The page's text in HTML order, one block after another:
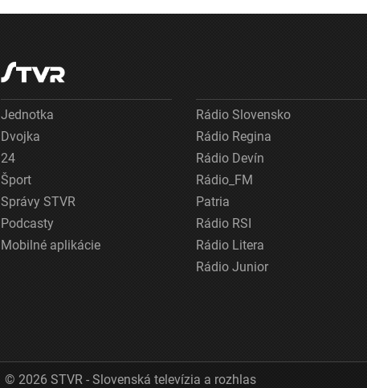
Jednotka
Dvojka
24
Šport
Správy STVR
Podcasty
Mobilné aplikácie
Rádio Slovensko
Rádio Regina
Rádio Devín
Rádio_FM
Patria
Rádio RSI
Rádio Litera
Rádio Junior
© 2026 STVR - Slovenská televízia a rozhlas